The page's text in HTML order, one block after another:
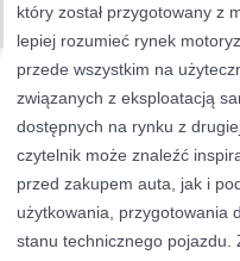
który został przygotowany z
lepiej rozumieć rynek
przede wszystkim na
związanych z eksploatacją
dostępnych na rynku z
czytelnik może znaleźć
przed zakupem auta, jak i
użytkowania, przygotowania
stanu technicznego pojazdu.